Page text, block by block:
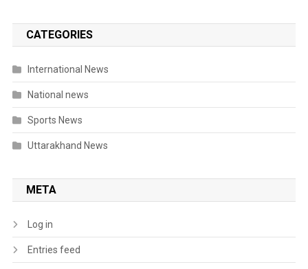
CATEGORIES
International News
National news
Sports News
Uttarakhand News
META
Log in
Entries feed